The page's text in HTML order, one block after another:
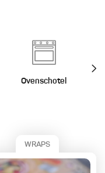
Ovenschotel
WRAPS